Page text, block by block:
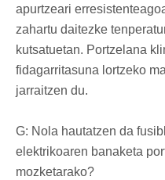
apurtzeari
zahartu daitezke
kutsatuetan. Portzelana
fidagarritasuna lortzeko
jarraitzen du.
G: Nola hautatzen da
elektrikoaren banaketa
mozketarako?